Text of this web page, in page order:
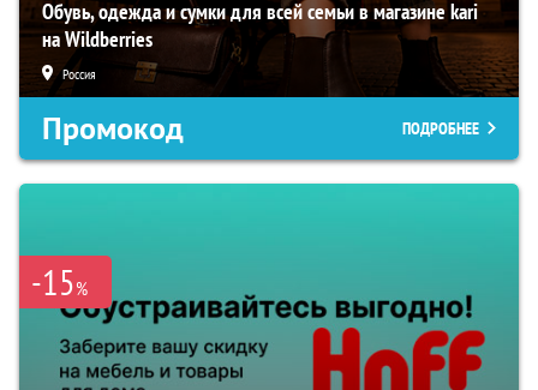
Обувь, одежда и сумки для всей семьи в магазине kari
на Wildberries
Россия
Промокод ПОДРОБНЕЕ
-15%